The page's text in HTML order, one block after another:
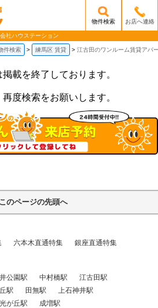
/mobile_img/head-logo.png
物件検索 お店へ連絡
社ハウステーション
件検索 練馬区 賃貸 江古田のワンルーム賃貸アパ
載を終了しております。
度検索をお願いします。
このページの先頭へ
六本木直通特集 銀座直通特集
公園駅 中村橋駅
江古田駅
駅 田無駅
上石神井駅
光が丘駅 成増駅